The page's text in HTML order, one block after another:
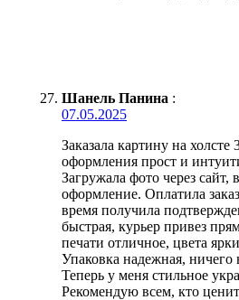
Шанель Панина :
07.05.2025
Заказала картину на холсте
оформления прост и
Загружала фото через сайт,
оформление. Оплатила
время получила
быстрая, курьер привез
печати отличное, цвета
Упаковка надежная, ничего
Теперь у меня стильное
Рекомендую всем, кто ценит